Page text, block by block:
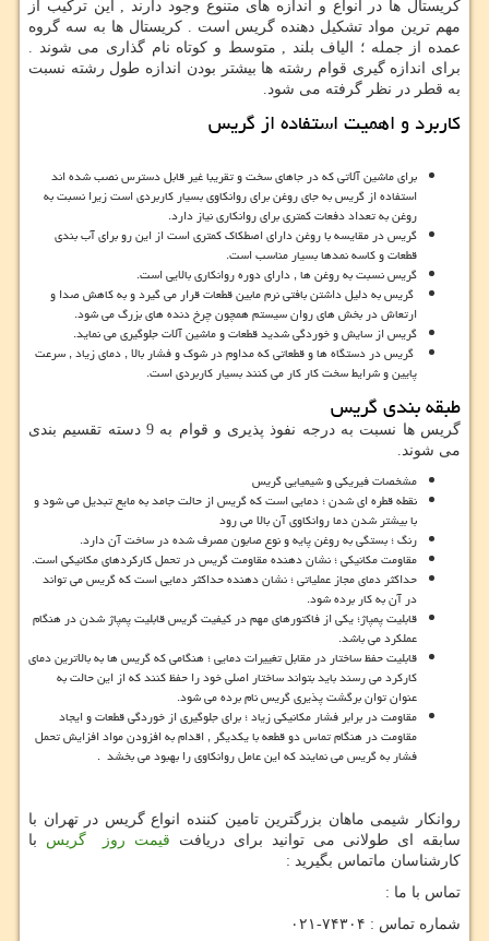
کریستال ها در انواع و اندازه های متنوع وجود دارند , این ترکیب از
مهم ترین مواد تشکیل دهنده گریس است . کریستال ها به سه گروه
عمده از جمله ؛ الیاف بلند , متوسط و کوتاه نام گذاری می شوند .
برای اندازه گیری قوام رشته ها بیشتر بودن اندازه طول رشته نسبت
به قطر در نظر گرفته می شود.
کاربرد و اهمیت استفاده از گریس
برای ماشین آلاتی که در جاهای سخت و تقریبا غیر قابل دسترس نصب شده اند
استفاده از گریس به جای روغن برای روانکاوی بسیار کاربردی است زیرا نسبت به
روغن به تعداد دفعات کمتری برای روانکاری نیاز دارد.
گریس در مقایسه با روغن دارای اصطکاک کمتری است از این رو برای آب بندی
قطعات و کاسه نمدها بسیار مناسب است.
گریس نسبت به روغن ها , دارای دوره روانکاری بالایی است.
گریس به دلیل داشتن بافتی نرم مابین قطعات قرار می گیرد و به کاهش صدا و
ارتعاش در بخش های روان سیستم همچون چرخ دنده های بزرگ می شود.
گریس از سایش و خوردگی شدید قطعات و ماشین آلات جلوگیری می نماید.
گریس در دستگاه ها و قطعاتی که مداوم در شوک و فشار بالا , دمای زیاد , سرعت
پایین و شرایط سخت کار کار می کنند بسیار کاربردی است.
طبقه بندی گریس
گریس ها نسبت به درجه نفوذ پذیری و قوام به 9 دسته تقسیم بندی
می شوند.
مشخصات فیریکی و شیمیایی گریس
نقطه قطره ای شدن ؛ دمایی است که گریس از حالت جامد به مایع تبدیل می شود و
با بیشتر شدن دما روانکاوی آن بالا می رود
رنگ ؛ بستگی به روغن پایه و نوع صابون مصرف شده در ساخت آن دارد.
مقاومت مکانیکی ؛ نشان دهنده مقاومت گریس در تحمل کارکردهای مکانیکی است.
حداکثر دمای مجاز عملیاتی ؛ نشان دهنده حداکثر دمایی است که گریس می تواند
در آن به کار برده شود.
قابلیت پمپاژ؛ یکی از فاکتورهای مهم در کیفیت گریس قابلیت پمپاژ شدن در هنگام
عملکرد می باشد.
قابلیت حفظ ساختار در مقابل تغییرات دمایی ؛ هنگامی که گریس ها به بالاترین دمای
کارکرد می رسند باید بتواند ساختار اصلی خود را حفظ کنند که از این حالت به
عنوان توان برگشت پذیری گریس نام برده می شود.
مقاومت در برابر فشار مکانیکی زیاد ؛ برای جلوگیری از خوردگی قطعات و ایجاد
مقاومت در هنگام تماس دو قطعه با یکدیگر , اقدام به افزودن مواد افزایش تحمل
فشار به گریس می نمایند که این عامل روانکاوی را بهبود می بخشد .
روانکار شیمی ماهان بزرگترین تامین کننده انواع گریس در تهران با
سابقه ای طولانی می توانید برای دریافت قیمت روز گریس با
کارشناسان ماتماس بگیرید :
تماس با ما :
شماره تماس : ۷۴۳۰۴-۰۲۱